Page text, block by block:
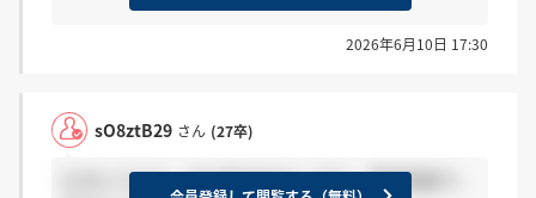
2026年6月10日 17:30
sO8ztB29 さん (27卒)
5/26にうけて、まだ音沙汰なしです。 最終面接で、